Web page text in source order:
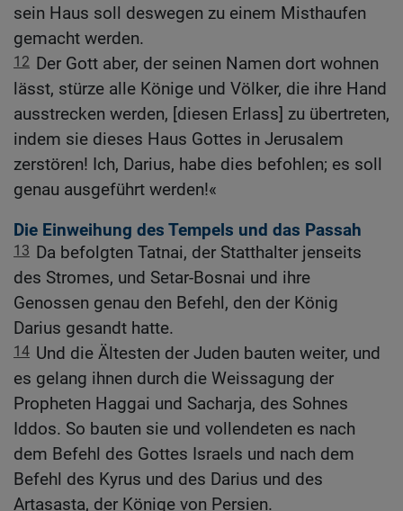
sein Haus soll deswegen zu einem Misthaufen
gemacht werden.
12 Der Gott aber, der seinen Namen dort wohnen
lässt, stürze alle Könige und Völker, die ihre Hand
ausstrecken werden, [diesen Erlass] zu übertreten,
indem sie dieses Haus Gottes in Jerusalem
zerstören! Ich, Darius, habe dies befohlen; es soll
genau ausgeführt werden!«
Die Einweihung des Tempels und das Passah
13 Da befolgten Tatnai, der Statthalter jenseits
des Stromes, und Setar-Bosnai und ihre
Genossen genau den Befehl, den der König
Darius gesandt hatte.
14 Und die Ältesten der Juden bauten weiter, und
es gelang ihnen durch die Weissagung der
Propheten Haggai und Sacharja, des Sohnes
Iddos. So bauten sie und vollendeten es nach
dem Befehl des Gottes Israels und nach dem
Befehl des Kyrus und des Darius und des
Artasasta, der Könige von Persien.